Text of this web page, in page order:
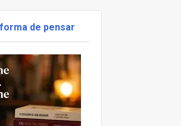
de pensar